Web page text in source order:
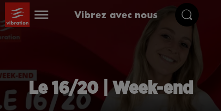
Vibrez avec nous
Le 16/20 | Week-end